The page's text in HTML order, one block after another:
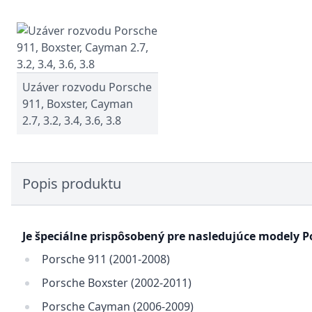
Uzáver rozvodu Porsche
911, Boxster, Cayman
2.7, 3.2, 3.4, 3.6, 3.8
Popis produktu
Je špeciálne prispôsobený pre nasledujúce modely
Porsche 911 (2001-2008)
Porsche Boxster (2002-2011)
Porsche Cayman (2006-2009)